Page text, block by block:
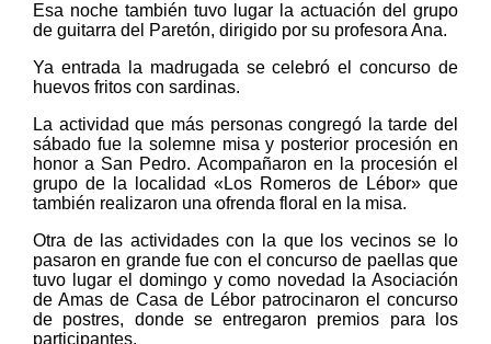
Esa noche también tuvo lugar la actuación del grupo
de guitarra del Paretón, dirigido por su profesora Ana.
Ya entrada la madrugada se celebró el concurso de
huevos fritos con sardinas.
La actividad que más personas congregó la tarde del
sábado fue la solemne misa y posterior procesión en
honor a San Pedro. Acompañaron en la procesión el
grupo de la localidad «Los Romeros de Lébor» que
también realizaron una ofrenda floral en la misa.
Otra de las actividades con la que los vecinos se lo
pasaron en grande fue con el concurso de paellas que
tuvo lugar el domingo y como novedad la Asociación
de Amas de Casa de Lébor patrocinaron el concurso
de postres, donde se entregaron premios para los
participantes.